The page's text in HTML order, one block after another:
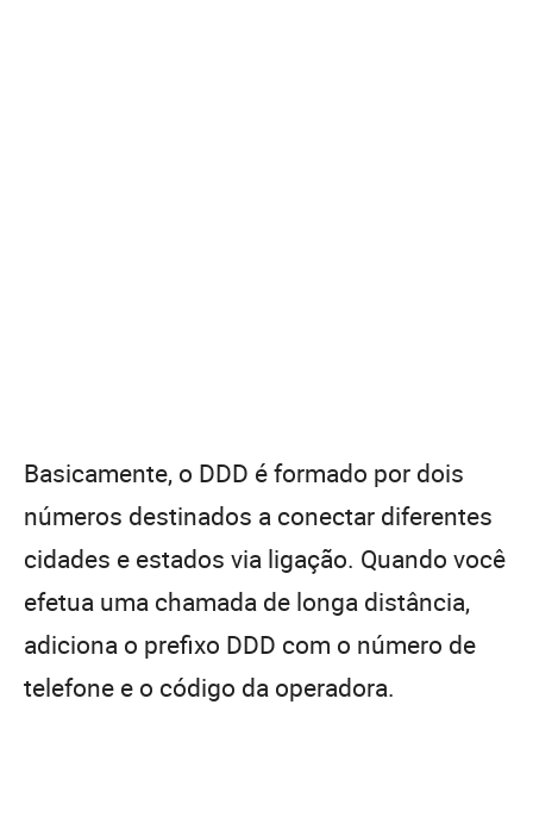
Basicamente, o DDD é formado por dois
números destinados a conectar diferentes
cidades e estados via ligação. Quando você
efetua uma chamada de longa distância,
adiciona o prefixo DDD com o número de
telefone e o código da operadora.